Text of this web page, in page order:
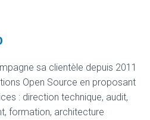
sa clientèle depuis 2011
Open Source en proposant
: direction technique, audit,
formation, architecture